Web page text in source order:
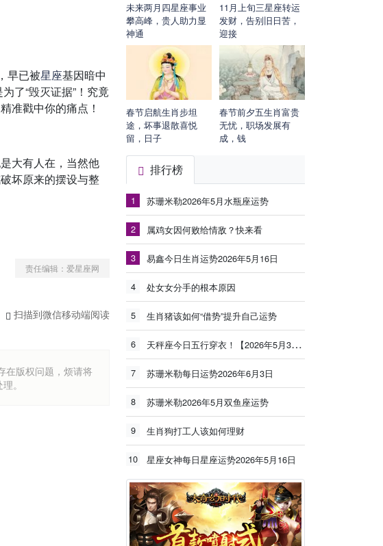
早已被星座基因暗中
了“毁灭证据”！究竟
准戳中你的痛点！
大有人在，当然他
坏原来的摆设与整
责任编辑：爱星座网
扫描到微信移动端阅读
在版权问题，烦请将
。
未来两月四星座事业
攀高峰，贵人助力显
神通
11月上旬三星座转运
发财，告别旧日苦，
迎接
春节启航生肖步坦
途，坏事退散喜悦
留，日子
春节前夕五生肖富贵
无忧，职场发展有
成，钱
排行榜
1 苏珊米勒2026年5月水瓶座运势
2 属鸡女因何败给情敌？快来看
3 易鑫今日生肖运势2026年5月16日
4 处女女分手的根本原因
5 生肖猪该如何“借势”提升自己运势
6 天秤座今日五行穿衣！【2026年5月30日】
7 苏珊米勒每日运势2026年6月3日
8 苏珊米勒2026年5月双鱼座运势
9 生肖狗打工人该如何理财
10 星座女神每日星座运势2026年5月16日